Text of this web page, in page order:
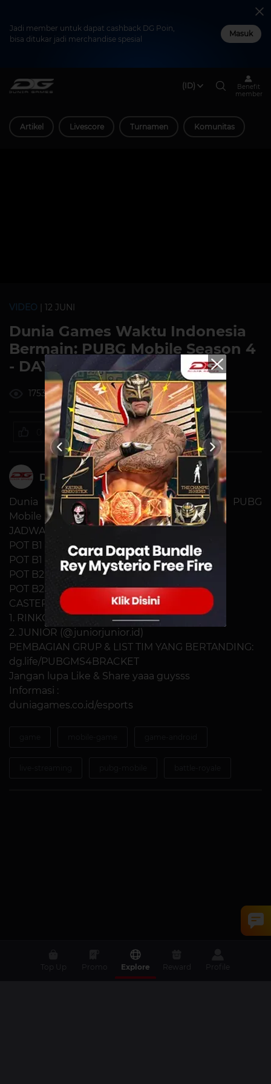
Jadi member untuk dapat cashback DG Poin,
bisa ditukar jadi merchandise spesial
Masuk
Top Up Promo Explore Reward Profile
(ID)
Benefit
member
Artikel Livescore Turnamen Komunitas
VIDEO | 12 JUNI
Dunia Games Waktu Indonesia
Bermain: PUBG Mobile Season 4
- DAY 4 (Final Qualifier)
1753 ditonton
Dunia Games
Dunia Games Waktu Indonesia Bermain: PUBG
Mobile Season 4 - DAY 4 (Qualifier)
JADWAL MATCH
POT B1 vs C1: Miramar | 18.30 WIB
POT B1 vs C1: Vikendi | 19.10 WIB
POT B2 vs C2: Sanhok | 19.50 WIB
POT B2 vs C2: Erangel | 20.30 WIB
CASTER
1. RINKO (@rinkosarah)
2. JUNIOR (@juniorjunior.id)
PEMBAGIAN GRUP & LIST TIM YANG BERTANDING:
dg.life/PUBGMS4BRACKET
Jangan lupa Like & Share yaaa guysss
Informasi :
duniagames.co.id/esports